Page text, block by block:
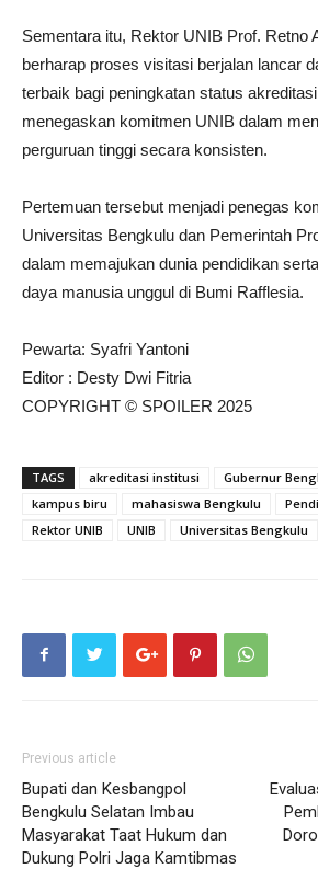
Sementara itu, Rektor UNIB Prof. Retno
berharap proses visitasi berjalan lancar
terbaik bagi peningkatan status
menegaskan komitmen UNIB dalam
perguruan tinggi secara konsisten.
Pertemuan tersebut menjadi penegas
Universitas Bengkulu dan Pemerintah
dalam memajukan dunia pendidikan
daya manusia unggul di Bumi Rafflesia.
Pewarta: Syafri Yantoni
Editor : Desty Dwi Fitria
COPYRIGHT © SPOILER 2025
TAGS akreditasi institusi Gubernur
kampus biru
mahasiswa Bengkulu
Rektor UNIB
UNIB Universitas Bengkulu
Previous article
Bupati dan Kesbangpol
Bengkulu Selatan Imbau
Masyarakat Taat Hukum dan
Dukung Polri Jaga Kamtibmas